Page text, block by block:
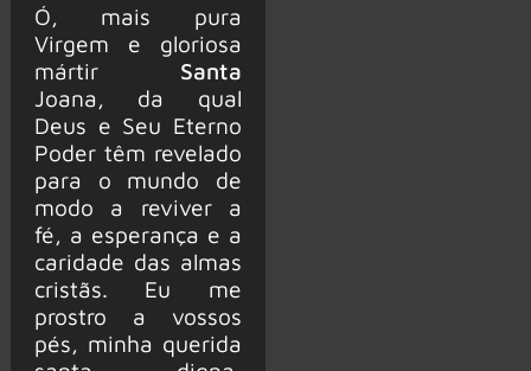
Ó, mais pura
Virgem e gloriosa
mártir Santa
Joana, da qual
Deus e Seu Eterno
Poder têm revelado
para o mundo de
modo a reviver a
fé, a esperança e a
caridade das almas
cristãs. Eu me
prostro a vossos
pés, minha querida